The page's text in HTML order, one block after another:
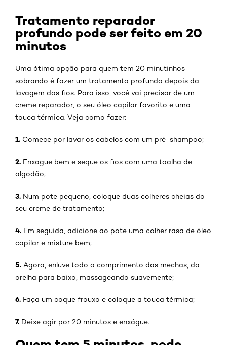
Tratamento reparador
profundo pode ser feito em 20
minutos
Uma ótima opção para quem tem 20 minutinhos
sobrando é fazer um tratamento profundo depois da
lavagem dos fios. Para isso, você vai precisar de um
creme reparador, o seu óleo capilar favorito e uma
touca térmica. Veja como fazer:
1. Comece por lavar os cabelos com um pré-shampoo;
2. Enxague bem e seque os fios com uma toalha de
algodão;
3. Num pote pequeno, coloque duas colheres cheias do
seu creme de tratamento;
4. Em seguida, adicione ao pote uma colher rasa de óleo
capilar e misture bem;
5. Agora, enluve todo o comprimento das mechas, da
orelha para baixo, massageando suavemente;
6. Faça um coque frouxo e coloque a touca térmica;
7. Deixe agir por 20 minutos e enxágue.